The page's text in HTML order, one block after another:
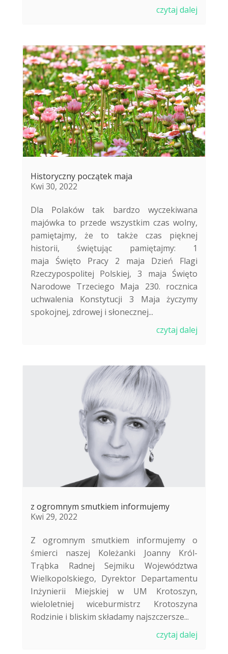
czytaj dalej
Historyczny początek maja
Kwi 30, 2022
Dla Polaków tak bardzo wyczekiwana
majówka to przede wszystkim czas wolny,
pamiętajmy, że to także czas pięknej
historii, świętując pamiętajmy: 1
maja Święto Pracy 2 maja Dzień Flagi
Rzeczypospolitej Polskiej, 3 maja Święto
Narodowe Trzeciego Maja 230. rocznica
uchwalenia Konstytucji 3 Maja życzymy
spokojnej, zdrowej i słonecznej...
czytaj dalej
z ogromnym smutkiem informujemy
Kwi 29, 2022
Z ogromnym smutkiem informujemy o
śmierci naszej Koleżanki Joanny Król-
Trąbka Radnej Sejmiku Województwa
Wielkopolskiego, Dyrektor Departamentu
Inżynierii Miejskiej w UM Krotoszyn,
wieloletniej wiceburmistrz Krotoszyna
Rodzinie i bliskim składamy najszczersze...
czytaj dalej